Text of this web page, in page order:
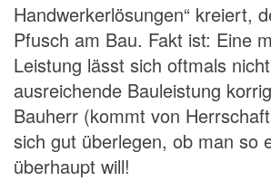
Handwerkerlösungen“ kreiert,
Pfusch am Bau. Fakt ist: Eine
Leistung lässt sich oftmals
ausreichende Bauleistung
Bauherr (kommt von
sich gut überlegen, ob man so
überhaupt will!